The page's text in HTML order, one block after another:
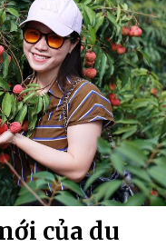
của du